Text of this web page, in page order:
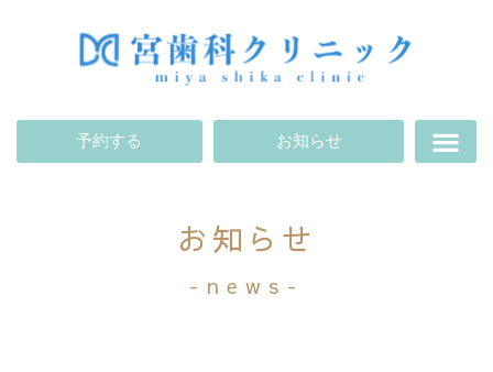
予約する お知らせ
お知らせ
-news-